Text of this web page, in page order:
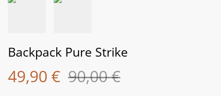
Backpack Pure Strike
49,90 € 90,00 €